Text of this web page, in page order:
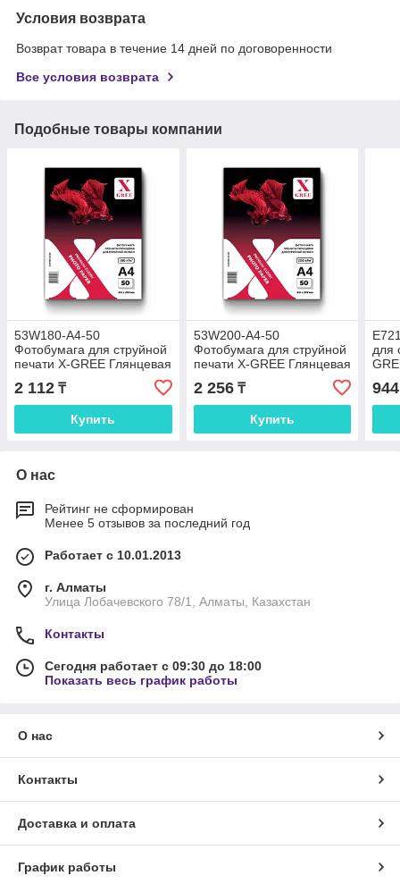
Условия возврата
Возврат товара в течение 14 дней по договоренности
Все условия возврата
Подобные товары компании
53W180-A4-50
Фотобумага для струйной
печати X-GREE Глянцевая
Premium
A4*210x297мм/50л/180г
NEW (22)
2 112 ₸
Купить
53W200-A4-50
Фотобумага для струйной
печати X-GREE Глянцевая
Premium
A4*210x297мм/50л/200г
NEW (20)
2 256₸
Купить
для
944
О нас
Рейтинг не сформирован
Менее 5 отзывов за последний год
Работает с 10.01.2013
г. Алматы
Улица Лобачевского 78/1, Алматы, Казахстан
Контакты
Сегодня работает с 09:30 до 18:00
Показать весь график работы
О нас
Контакты
Доставка и оплата
График работы